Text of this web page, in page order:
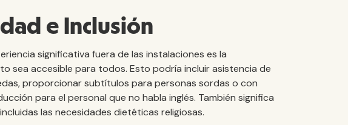
e Inclusión
significativa fuera de las instalaciones es la
sea accesible para todos. Esto podría incluir asistencia de
proporcionar subtítulos para personas sordas o con
para el personal que no habla inglés. También significa
las necesidades dietéticas religiosas.